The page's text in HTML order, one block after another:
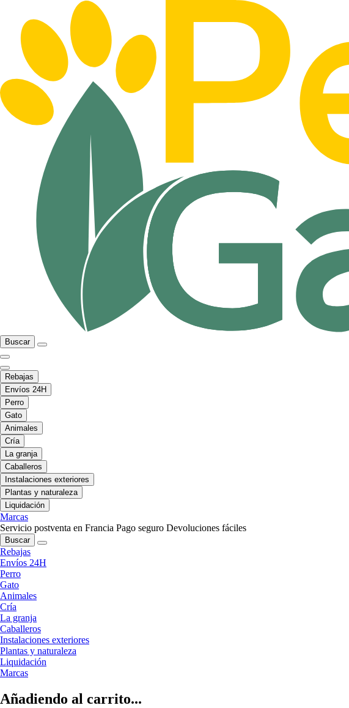
Buscar
Rebajas
Envíos 24H
Perro
Gato
Animales
Cría
La granja
Caballeros
Instalaciones exteriores
Plantas y naturaleza
Liquidación
Marcas
Servicio postventa en Francia Pago seguro Devoluciones fáciles
Buscar
Rebajas
Envíos 24H
Perro
Gato
Animales
Cría
La granja
Caballeros
Instalaciones exteriores
Plantas y naturaleza
Liquidación
Marcas
Añadiendo al carrito...